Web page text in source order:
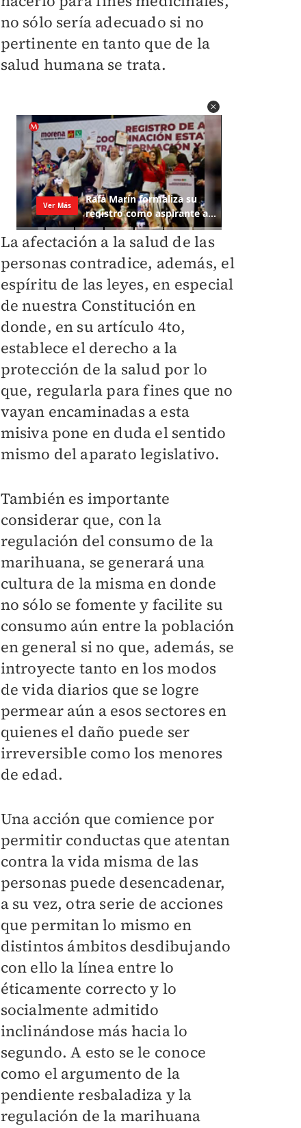
no sólo sería adecuado si no
pertinente en tanto que de la
salud humana se trata.
La afectación a la salud de las
personas contradice, además, el
espíritu de las leyes, en especial
de nuestra Constitución en
donde, en su artículo 4to,
establece el derecho a la
protección de la salud por lo
que, regularla para fines que no
vayan encaminadas a esta
misiva pone en duda el sentido
mismo del aparato legislativo.
También es importante
considerar que, con la
regulación del consumo de la
marihuana, se generará una
cultura de la misma en donde
no sólo se fomente y facilite su
consumo aún entre la población
en general si no que, además, se
introyecte tanto en los modos
de vida diarios que se logre
permear aún a esos sectores en
quienes el daño puede ser
irreversible como los menores
de edad.
Una acción que comience por
permitir conductas que atentan
contra la vida misma de las
personas puede desencadenar,
a su vez, otra serie de acciones
que permitan lo mismo en
distintos ámbitos desdibujando
con ello la línea entre lo
éticamente correcto y lo
socialmente admitido
inclinándose más hacia lo
segundo. A esto se le conoce
como el argumento de la
pendiente resbaladiza y la
regulación de la marihuana